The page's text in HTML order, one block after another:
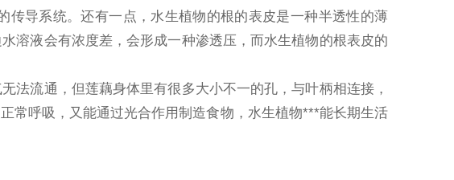
导系统。还有一点，水生植物的根的表皮是一种半透性的薄
溶液会有浓度差，会形成一种渗透压，而水生植物的根表皮的
法流通，但莲藕身体里有很多大小不一的孔，与叶柄相连接，
常呼吸，又能通过光合作用制造食物，水生植物***能长期生活